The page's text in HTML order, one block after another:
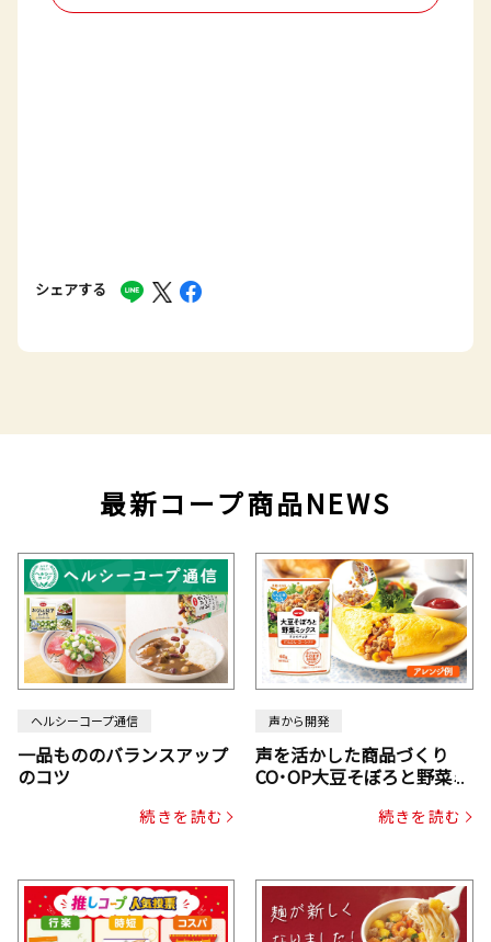
シェアする
最新コープ商品NEWS
ヘルシーコープ通信
一品もののバランスアップ
のコツ
続きを読む
声から開発
声を活かした商品づくり
CO･OP大豆そぼろと野菜ミ
じん・コーン入り）続きを読む